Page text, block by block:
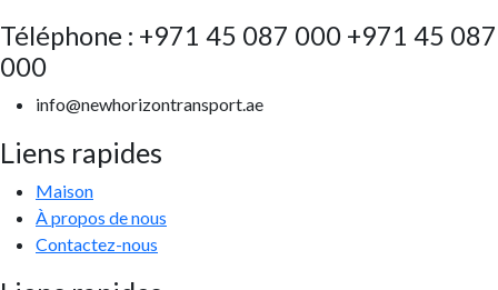
Téléphone : +971 45 087 000 +971 45 087
000
info@newhorizontransport.ae
Liens rapides
Maison
À propos de nous
Contactez-nous